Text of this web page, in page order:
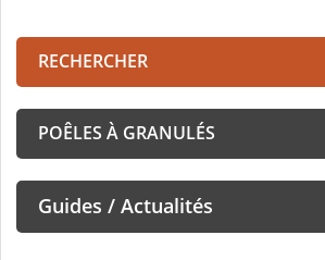
RECHERCHER
POÊLES À GRANULÉS
Guides / Actualités